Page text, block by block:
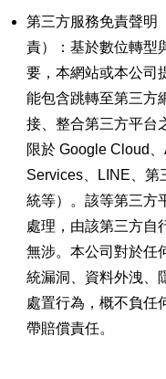
第三方服務免責聲明
責）：基於數位轉型
要，本網站或本公司
能包含跳轉至第三方
接、整合第三方平台
限於 Google Cloud
Services、LINE、第
統等）。該等第三方
處理，由該第三方自
無涉。本公司對於任
統漏洞、資料外洩、
處置行為，概不負任
帶賠償責任。